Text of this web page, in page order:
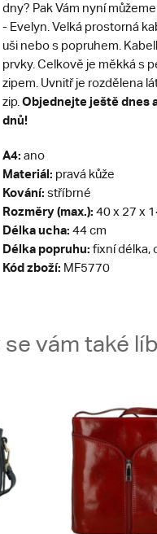
dny? Pak Vám nyní
- Evelyn. Velká prostorná
uši nebo s popruhem.
prvky. Celkově je měkká s
zipem. Uvnitř je rozdělena
zip. Objednejte ještě dnes
dnů!
A4: ano
Materiál: pravá kůže
Kování: stříbrné
Rozměry (max.): 40 x 27 x
Délka ucha: 44 cm
Délka popruhu: fixní délka,
Kód zboží: MF5770
vám také